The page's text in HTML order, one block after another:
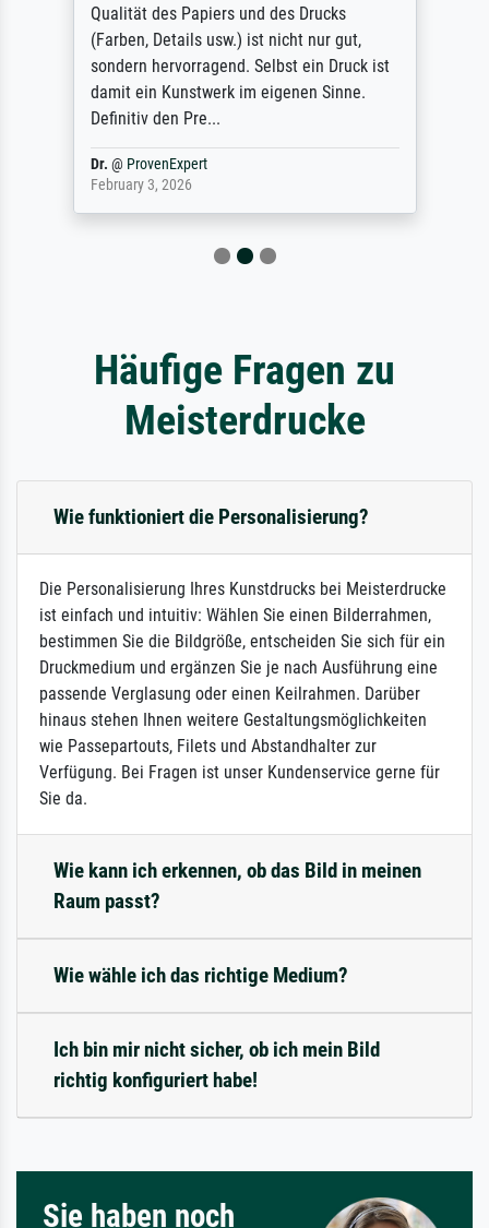
Qualität des Papiers und des Drucks
(Farben, Details usw.) ist nicht nur gut,
sondern hervorragend. Selbst ein Druck ist
damit ein Kunstwerk im eigenen Sinne.
Definitiv den Pre...
Dr. @ ProvenExpert
February 3, 2026
Häufige Fragen zu
Meisterdrucke
Wie funktioniert die Personalisierung?
Die Personalisierung Ihres Kunstdrucks bei Meisterdrucke
ist einfach und intuitiv: Wählen Sie einen Bilderrahmen,
bestimmen Sie die Bildgröße, entscheiden Sie sich für ein
Druckmedium und ergänzen Sie je nach Ausführung eine
passende Verglasung oder einen Keilrahmen. Darüber
hinaus stehen Ihnen weitere Gestaltungsmöglichkeiten
wie Passepartouts, Filets und Abstandhalter zur
Verfügung. Bei Fragen ist unser Kundenservice gerne für
Sie da.
Wie kann ich erkennen, ob das Bild in meinen
Raum passt?
Wie wähle ich das richtige Medium?
Ich bin mir nicht sicher, ob ich mein Bild
richtig konfiguriert habe!
Sie haben noch